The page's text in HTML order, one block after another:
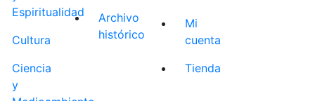
Espiritualidad
Cultura
Ciencia
y
Archivo
histórico
Mi
cuenta
Tienda